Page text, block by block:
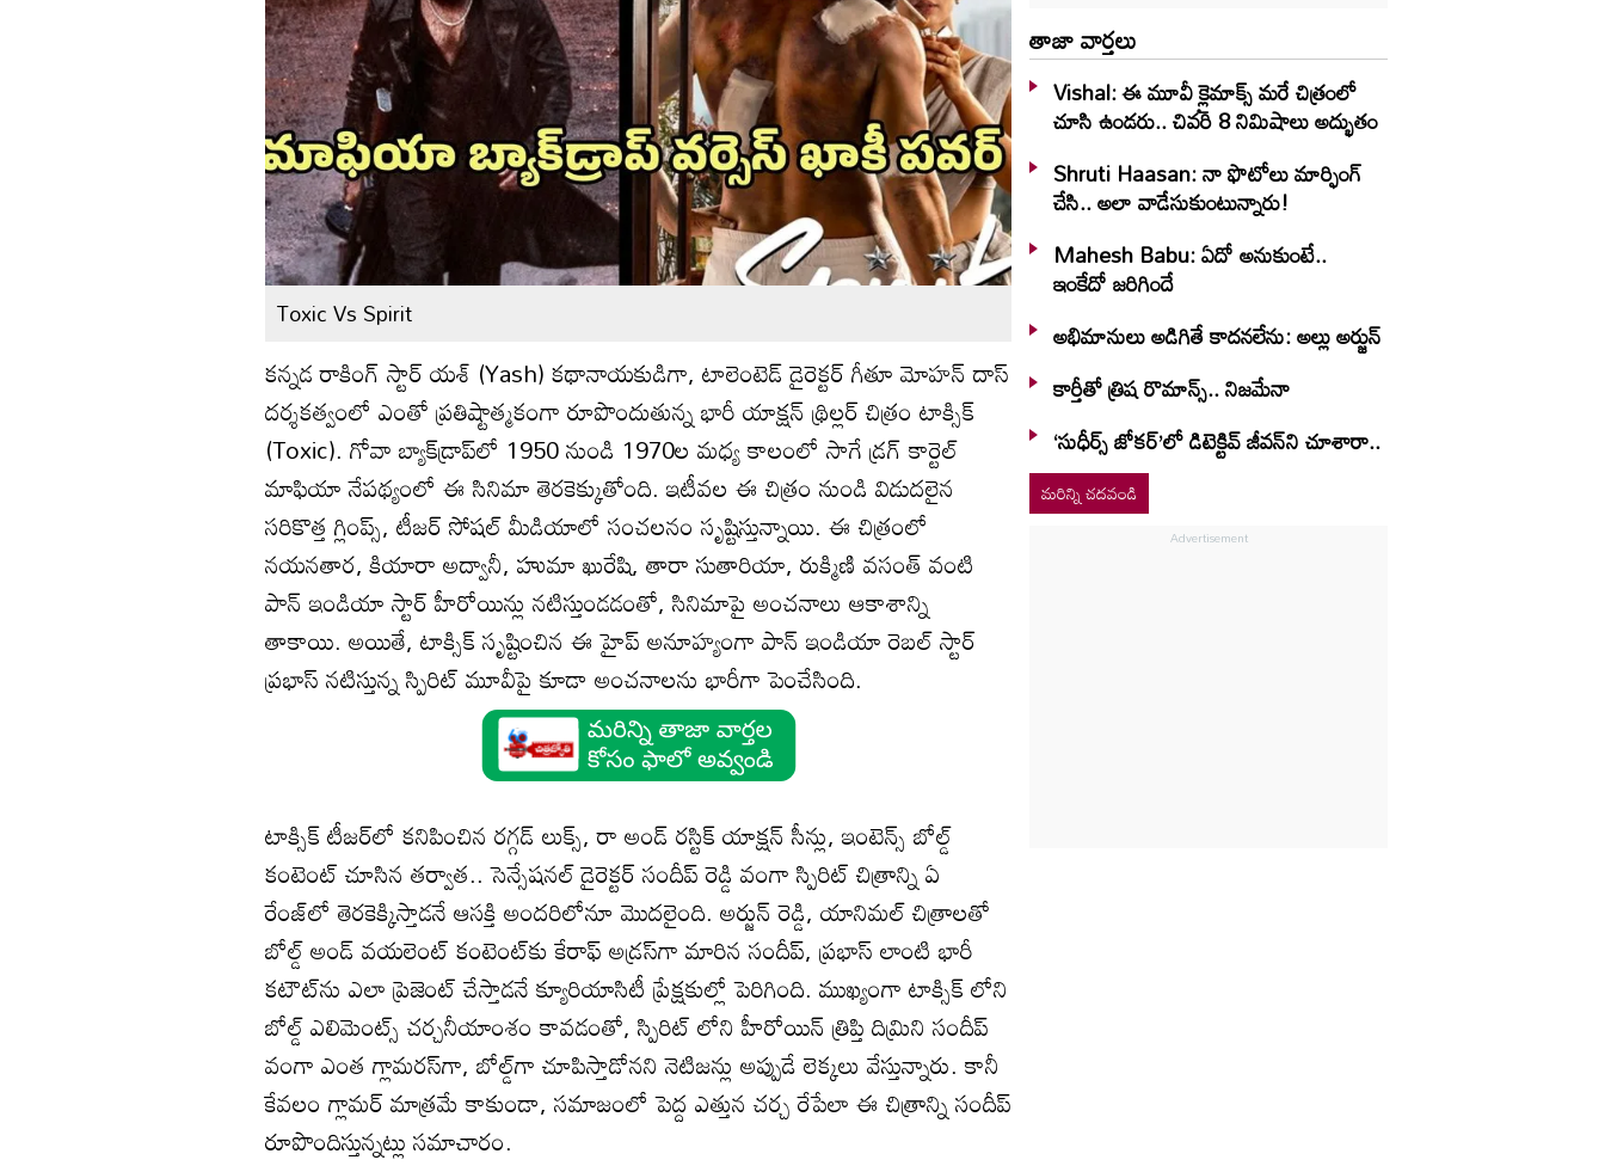
Toxic Vs Spirit
కన్నడ రాకింగ్ స్టార్ యశ్ (Yash) కథానాయకుడిగా, టాలెంటెడ్ డైరెక్టర్ గీతూ మోహన్ దాస్
దర్శకత్వంలో ఎంతో ప్రతిష్టాత్మకంగా రూపొందుతున్న భారీ యాక్షన్ థ్రిల్లర్ చిత్రం టాక్సిక్
(Toxic). గోవా బ్యాక్‌డ్రాప్‌లో 1950 నుండి 1970ల మధ్య కాలంలో సాగే డ్రగ్ కార్టెల్
మాఫియా నేపథ్యంలో ఈ సినిమా తెరకెక్కుతోంది. ఇటీవల ఈ చిత్రం నుండి విడుదలైన
సరికొత్త గ్లింప్స్, టీజర్ సోషల్ మీడియాలో సంచలనం సృష్టిస్తున్నాయి. ఈ చిత్రంలో
నయనతార, కియారా అద్వానీ, హుమా ఖురేషి, తారా సుతారియా, రుక్మిణి వసంత్ వంటి
పాన్ ఇండియా స్టార్ హీరోయిన్లు నటిస్తుండడంతో, సినిమాపై అంచనాలు ఆకాశాన్ని
తాకాయి. అయితే, టాక్సిక్ సృష్టించిన ఈ హైప్ అనూహ్యంగా పాన్ ఇండియా రెబల్ స్టార్
ప్రభాస్ నటిస్తున్న స్పిరిట్ మూవీపై కూడా అంచనాలను భారీగా పెంచేసింది.
టాక్సిక్ టీజర్‌లో కనిపించిన రగ్గడ్ లుక్స్, రా అండ్ రస్టిక్ యాక్షన్ సీన్లు, ఇంటెన్స్ బోల్డ్
కంటెంట్ చూసిన తర్వాత.. సెన్సేషనల్ డైరెక్టర్ సందీప్ రెడ్డి వంగా స్పిరిట్ చిత్రాన్ని ఏ
రేంజ్‌లో తెరకెక్కిస్తాడనే ఆసక్తి అందరిలోనూ మొదలైంది. అర్జున్ రెడ్డి, యానిమల్ చిత్రాలతో
బోల్డ్ అండ్ వయలెంట్ కంటెంట్‌కు కేరాఫ్ అడ్రస్‌గా మారిన సందీప్, ప్రభాస్ లాంటి భారీ
కటౌట్‌ను ఎలా ప్రెజెంట్ చేస్తాడనే క్యూరియాసిటీ ప్రేక్షకుల్లో పెరిగింది. ముఖ్యంగా టాక్సిక్ లోని
బోల్డ్ ఎలిమెంట్స్ చర్చనీయాంశం కావడంతో, స్పిరిట్ లోని హీరోయిన్ త్రిప్తి దిమ్రిని సందీప్
వంగా ఎంత గ్లామరస్‌గా, బోల్డ్‌గా చూపిస్తాడోనని నెటిజన్లు అప్పుడే లెక్కలు వేస్తున్నారు. కానీ
కేవలం గ్లామర్ మాత్రమే కాకుండా, సమాజంలో పెద్ద ఎత్తున చర్చ రేపేలా ఈ చిత్రాన్ని సందీప్
రూపొందిస్తున్నట్లు సమాచారం.
తాజా వార్తలు
Vishal: ఈ మూవీ క్లైమాక్స్ మరే చిత్రంలో
చూసి ఉండరు.. చివరి 8 నిమిషాలు అద్భుతం
Shruti Haasan: నా ఫొటోలు మార్ఫింగ్
చేసి.. అలా వాడేసుకుంటున్నారు!
Mahesh Babu: ఏదో అనుకుంటే..
ఇంకేదో జరిగిందే
అభిమానులు అడిగితే కాదనలేను: అల్లు అర్జున్
కార్తీతో త్రిష రొమాన్స్.. నిజమేనా
‘సుధీర్స్ జోకర్’లో డిటెక్టివ్ జీవన్‌ని చూశారా..
మరిన్ని చదవండి